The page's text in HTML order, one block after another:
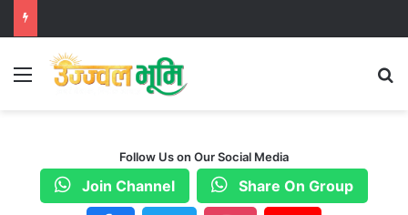
Menu
Follow Us on Our Social Media
Join Channel Share On Group